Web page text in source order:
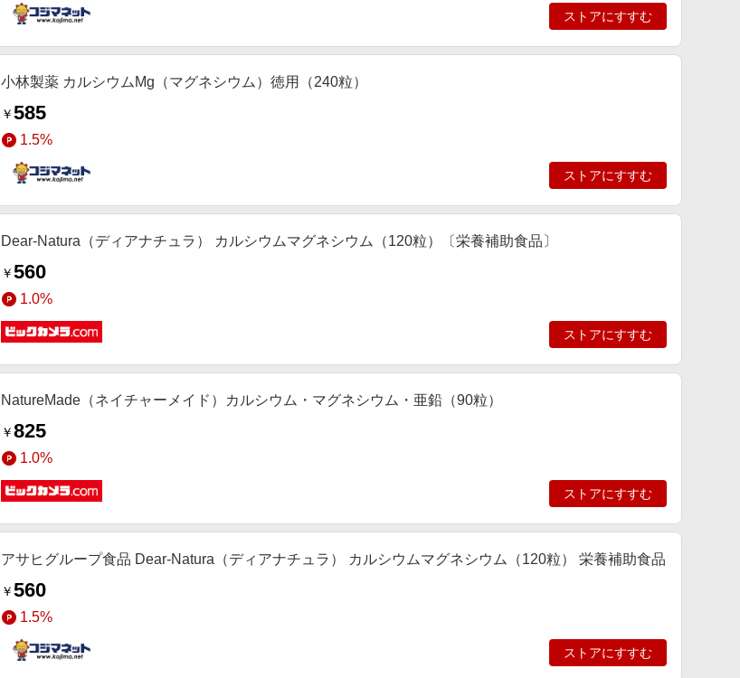
ストアにすすむ
小林製薬 カルシウムMg（マグネシウム）徳用（240粒）
￥585
1.5%
ストアにすすむ
Dear-Natura（ディアナチュラ） カルシウムマグネシウム（120粒）〔栄養補助食品〕
￥560
1.0%
ストアにすすむ
NatureMade（ネイチャーメイド）カルシウム・マグネシウム・亜鉛（90粒）
￥825
1.0%
ストアにすすむ
アサヒグループ食品 Dear-Natura（ディアナチュラ） カルシウムマグネシウム（120粒） 栄養補助食品
￥560
1.5%
ストアにすすむ